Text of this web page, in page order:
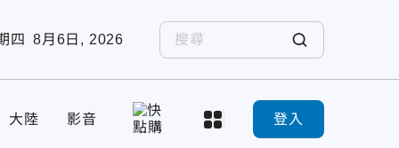
四 8月6日, 2026
大陸 影音 登入